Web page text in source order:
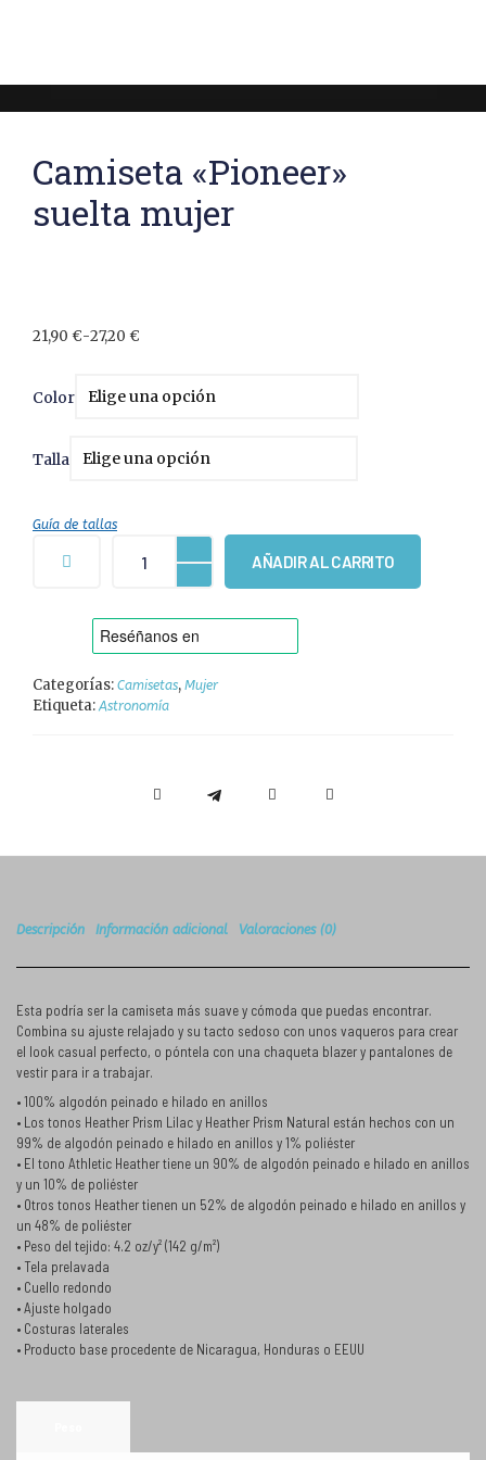
Camiseta «Pioneer»
suelta mujer
21,90 €-27,20 €
Color
Talla
Guía de tallas
AÑADIR AL CARRITO
Categorías: Camisetas, Mujer
Etiqueta: Astronomía
Descripción Información adicional Valoraciones (0)
Esta podría ser la camiseta más suave y cómoda que puedas encontrar.
Combina su ajuste relajado y su tacto sedoso con unos vaqueros para crear
el look casual perfecto, o póntela con una chaqueta blazer y pantalones de
vestir para ir a trabajar.
• 100% algodón peinado e hilado en anillos
• Los tonos Heather Prism Lilac y Heather Prism Natural están hechos con un
99% de algodón peinado e hilado en anillos y 1% poliéster
• El tono Athletic Heather tiene un 90% de algodón peinado e hilado en anillos
y un 10% de poliéster
• Otros tonos Heather tienen un 52% de algodón peinado e hilado en anillos y
un 48% de poliéster
• Peso del tejido: 4.2 oz/y² (142 g/m²)
• Tela prelavada
• Cuello redondo
• Ajuste holgado
• Costuras laterales
• Producto base procedente de Nicaragua, Honduras o EEUU